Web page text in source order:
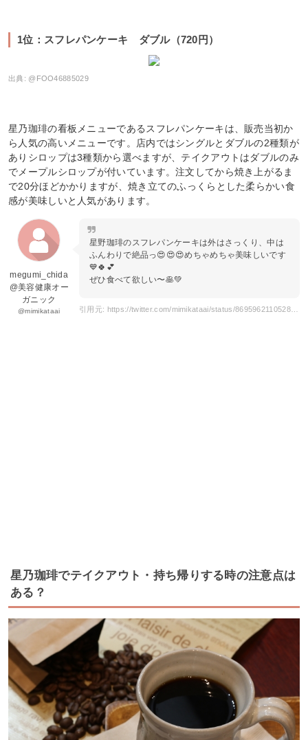
1位：スフレパンケーキ ダブル（720円）
出典: @FOO46885029
星乃珈琲の看板メニューであるスフレパンケーキは、販売当初か
ら人気の高いメニューです。店内ではシングルとダブルの2種類が
ありシロップは3種類から選べますが、テイクアウトはダブルのみ
でメープルシロップが付いています。注文してから焼き上がるま
で20分ほどかかりますが、焼き立てのふっくらとした柔らかい食
感が美味しいと人気があります。
megumi_chida
@美容健康オー
ガニック
@mimikataai
星野珈琲のスフレパンケーキは外はさっくり、中は
ふんわりで絶品っ😍😍😍めちゃめちゃ美味しいです
💙🍀💕
ぜひ食べて欲しい〜🥞💚
引用元: https://twitter.com/mimikataai/status/869596211052818432
星乃珈琲でテイクアウト・持ち帰りする時の注意点は
ある？